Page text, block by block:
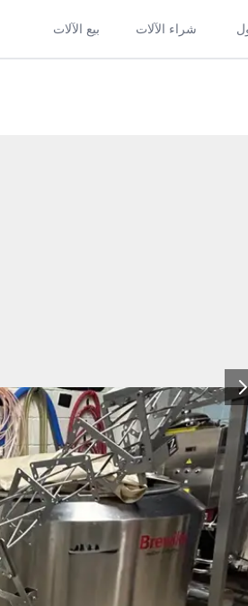
بيع الآلات شراء الآلات